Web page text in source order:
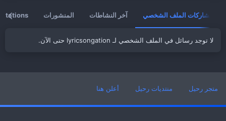
مشاركات الملف الشخصي آخر النشاطات المنشورات
لا توجد رسائل في الملف الشخصي لـ lyricsongation حتى الآن.
متجر رحيل منتديات رحيل أعلن هنا